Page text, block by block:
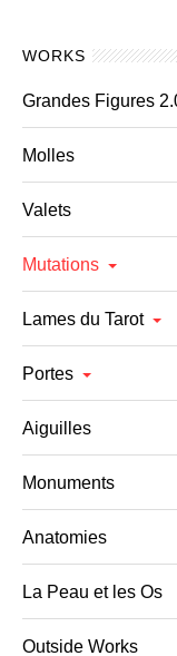
WORKS
Grandes Figures
Molles
Valets
Mutations
Lames du Tarot
Portes
Aiguilles
Monuments
Anatomies
La Peau et les Os
Outside Works